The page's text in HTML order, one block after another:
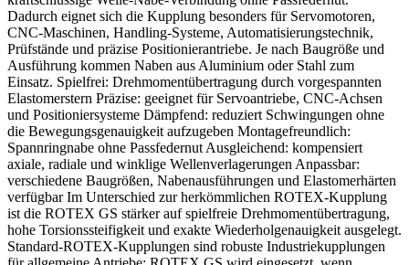
Dadurch eignet sich die Kupplung besonders für Servomotoren,
CNC-Maschinen, Handling-Systeme, Automatisierungstechnik,
Prüfstände und präzise Positionierantriebe. Je nach Baugröße und
Ausführung kommen Naben aus Aluminium oder Stahl zum
Einsatz. Spielfrei: Drehmomentübertragung durch vorgespannten
Elastomerstern Präzise: geeignet für Servoantriebe, CNC-Achsen
und Positioniersysteme Dämpfend: reduziert Schwingungen ohne
die Bewegungsgenauigkeit aufzugeben Montagefreundlich:
Spannringnabe ohne Passfedernut Ausgleichend: kompensiert
axiale, radiale und winklige Wellenverlagerungen Anpassbar:
verschiedene Baugrößen, Nabenausführungen und Elastomerhärten
verfügbar Im Unterschied zur herkömmlichen ROTEX-Kupplung
ist die ROTEX GS stärker auf spielfreie Drehmomentübertragung,
hohe Torsionssteifigkeit und exakte Wiederholgenauigkeit ausgelegt.
Standard-ROTEX-Kupplungen sind robuste Industriekupplungen